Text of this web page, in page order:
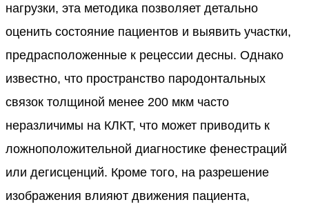
нагрузки, эта методика позволяет детально
оценить состояние пациентов и выявить участки,
предрасположенные к рецессии десны. Однако
известно, что пространство пародонтальных
связок толщиной менее 200 мкм часто
неразличимы на КЛКТ, что может приводить к
ложноположительной диагностике фенестраций
или дегисценций. Кроме того, на разрешение
изображения влияют движения пациента,